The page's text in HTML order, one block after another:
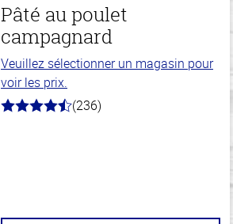
Pâté au poulet
campagnard
Veuillez sélectionner un magasin pour
voir les prix.
4.3
(236)